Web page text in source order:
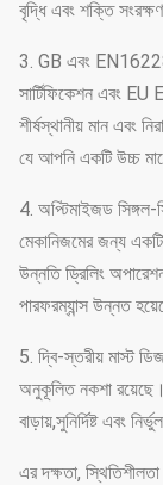
বৃদ্ধি এবং শক্তি
3. GB এবং EN16228
সার্টিফিকেশন এবং EU
শীর্ষস্থানীয় মান এবং
যে আপনি একটি উচ্চ
4. অপ্টিমাইজড সিঙ্গল-
মেকানিজমের জন্য
উন্নতি ড্রিলিং
পারফরম্যান্স উন্নত
5. দ্বি-স্তরীয় মাস্ট
অনুকূলিত নকশা
বাড়ায়,সুনির্দিষ্ট এবং
এর দক্ষতা,